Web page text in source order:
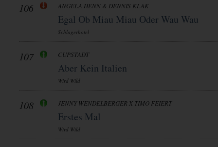
106 ANGELA HENN & DENNIS KLAK
Egal Ob Miau Miau Oder Wau Wau
Schlagerhotel
107 CUPSTADT
Aber Kein Italien
Wird Wild
108 JENNY WENDELBERGER X TIMO FEIERT
Erstes Mal
Wird Wild